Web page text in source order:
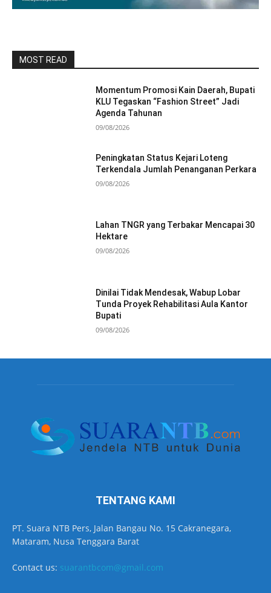
MOST READ
Momentum Promosi Kain Daerah, Bupati
KLU Tegaskan “Fashion Street” Jadi
Agenda Tahunan
09/08/2026
Peningkatan Status Kejari Loteng
Terkendala Jumlah Penanganan Perkara
09/08/2026
Lahan TNGR yang Terbakar Mencapai 30
Hektare
09/08/2026
Dinilai Tidak Mendesak, Wabup Lobar
Tunda Proyek Rehabilitasi Aula Kantor
Bupati
09/08/2026
TENTANG KAMI
PT. Suara NTB Pers, Jalan Bangau No. 15 Cakranegara,
Mataram, Nusa Tenggara Barat
Contact us: suarantbcom@gmail.com